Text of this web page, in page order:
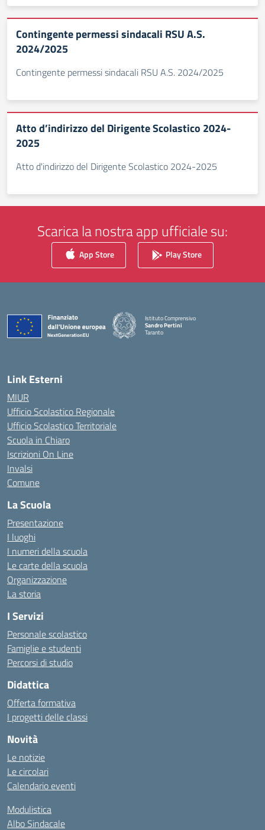
Contingente permessi sindacali RSU A.S.
2024/2025
Contingente permessi sindacali RSU A.S. 2024/2025
Atto d’indirizzo del Dirigente Scolastico 2024-
2025
Atto d'indirizzo del Dirigente Scolastico 2024-2025
Scarica la nostra app ufficiale su:
App Store Play Store
Istituto Comprensivo
Sandro Pertini
Taranto
Link Esterni
MIUR
Ufficio Scolastico Regionale
Ufficio Scolastico Territoriale
Scuola in Chiaro
Iscrizioni On Line
Invalsi
Comune
La Scuola
Presentazione
I luoghi
I numeri della scuola
Le carte della scuola
Organizzazione
La storia
I Servizi
Personale scolastico
Famiglie e studenti
Percorsi di studio
Didattica
Offerta formativa
I progetti delle classi
Novità
Le notizie
Le circolari
Calendario eventi
Modulistica
Albo Sindacale